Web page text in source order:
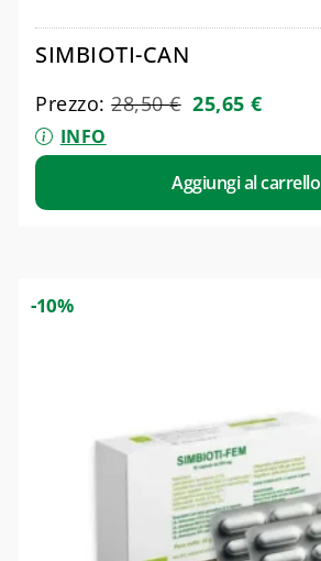
SIMBIOTI-CAN
Prezzo:28,50€ 25,65€
INFO
Aggiungi al carrello
-10%